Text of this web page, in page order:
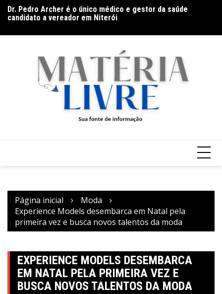
para
conteúdo
Dr. Pedro Archer é o único médico e gestor da saúde
candidato a vereador em Niterói
Página inicial
Moda
Experience Models desembarca em Natal pela
primeira vez e busca novos talentos da moda
EXPERIENCE MODELS DESEMBARCA
EM NATAL PELA PRIMEIRA VEZ E
BUSCA NOVOS TALENTOS DA MODA